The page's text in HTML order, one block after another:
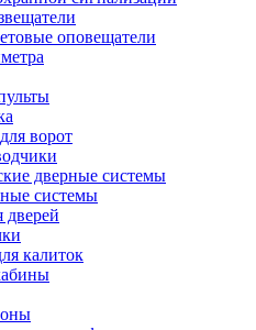
оповещатели
ворот
дверные системы
системы
калиток